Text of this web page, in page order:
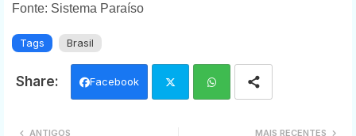
Fonte: Sistema Paraíso
Tags Brasil
Facebook
MAIS RECENTES
ANTIGOS